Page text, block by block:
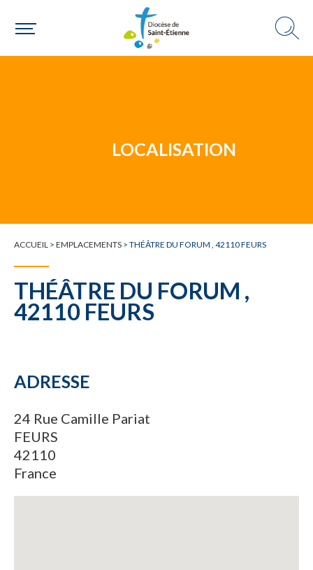
LOCALISATION
ACCUEIL > EMPLACEMENTS > THÉÂTRE DU FORUM , 42110 FEURS
THÉÂTRE DU FORUM ,
42110 FEURS
ADRESSE
24 Rue Camille Pariat
FEURS
42110
France